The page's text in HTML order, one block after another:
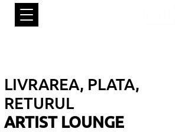
LIVRAREA, PLATA,
RETURUL
ARTIST LOUNGE